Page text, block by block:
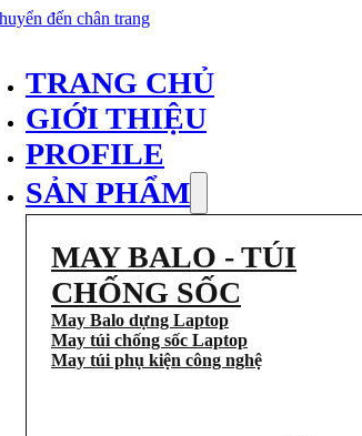
đến chân trang
TRANG CHỦ
GIỚI THIỆU
PROFILE
SẢN PHẨM
MAY BALO - TÚI
CHỐNG SỐC
May Balo dựng Laptop
May túi chống sốc Laptop
May túi phụ kiện công nghệ